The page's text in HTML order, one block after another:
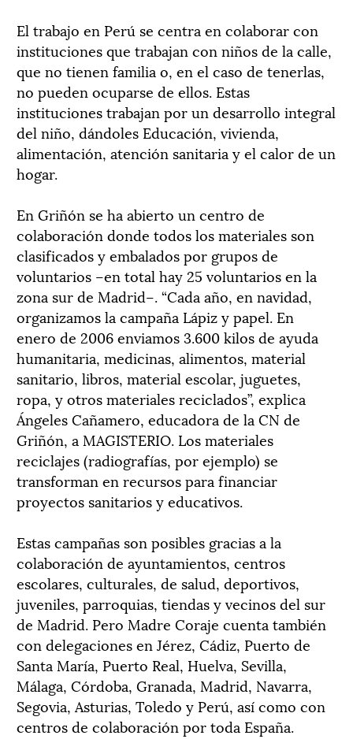
El trabajo en Perú se centra en colaborar con
instituciones que trabajan con niños de la calle,
que no tienen familia o, en el caso de tenerlas,
no pueden ocuparse de ellos. Estas
instituciones trabajan por un desarrollo integral
del niño, dándoles Educación, vivienda,
alimentación, atención sanitaria y el calor de un
hogar.
En Griñón se ha abierto un centro de
colaboración donde todos los materiales son
clasificados y embalados por grupos de
voluntarios –en total hay 25 voluntarios en la
zona sur de Madrid–. “Cada año, en navidad,
organizamos la campaña Lápiz y papel. En
enero de 2006 enviamos 3.600 kilos de ayuda
humanitaria, medicinas, alimentos, material
sanitario, libros, material escolar, juguetes,
ropa, y otros materiales reciclados”, explica
Ángeles Cañamero, educadora de la CN de
Griñón, a MAGISTERIO. Los materiales
reciclajes (radiografías, por ejemplo) se
transforman en recursos para financiar
proyectos sanitarios y educativos.
Estas campañas son posibles gracias a la
colaboración de ayuntamientos, centros
escolares, culturales, de salud, deportivos,
juveniles, parroquias, tiendas y vecinos del sur
de Madrid. Pero Madre Coraje cuenta también
con delegaciones en Jérez, Cádiz, Puerto de
Santa María, Puerto Real, Huelva, Sevilla,
Málaga, Córdoba, Granada, Madrid, Navarra,
Segovia, Asturias, Toledo y Perú, así como con
centros de colaboración por toda España.